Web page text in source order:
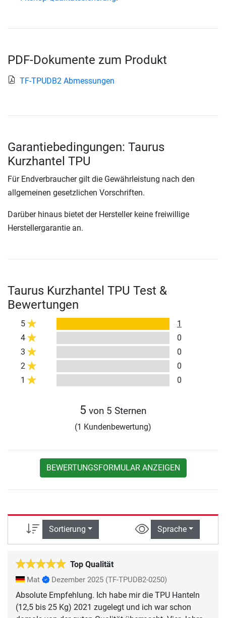
PDF-Dokumente zum Produkt
TF-TPUDB2 Abmessungen
Garantiebedingungen: Taurus
Kurzhantel TPU
Für Endverbraucher gilt die Gewährleistung nach den
allgemeinen gesetzlichen Vorschriften.
Darüber hinaus bietet der Hersteller keine freiwillige
Herstellergarantie an.
Taurus Kurzhantel TPU Test &
Bewertungen
5
1
4
0
3
0
2
0
1
0
5 von 5 Sternen
(1 Kundenbewertung)
BEWERTUNGSFORMULAR ANZEIGEN
Sortierung Sprache
Top Qualität
Mat Dezember 2025 (TF-TPUDB2-0250)
Absolute Empfehlung. Ich habe mir die TPU Hanteln
(12,5 bis 25 Kg) 2021 zugelegt und ich war schon